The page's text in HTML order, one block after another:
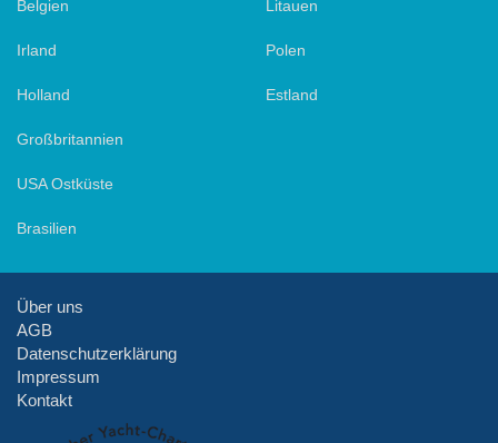
Belgien
Irland
Holland
Großbritannien
USA Ostküste
Brasilien
Litauen
Polen
Estland
Über uns
AGB
Datenschutzerklärung
Impressum
Kontakt